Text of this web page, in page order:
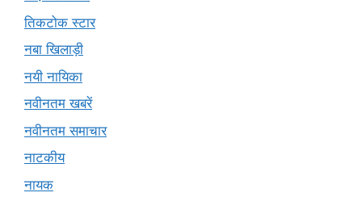
तिकटोक स्टार
नबा खिलाड़ी
नयी नायिका
नवीनतम खबरें
नवीनतम समाचार
नाटकीय
नायक